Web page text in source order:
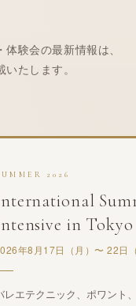
体験会の最新情報は、
たします。
2026
in Tokyo
年8月17日（月）〜 22日（
レエテクニック、ポワント